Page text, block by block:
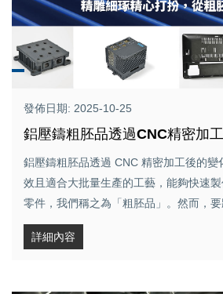
發佈日期: 2025-10-25
鋁壓鑄粗胚品透過CNC精密加
鋁壓鑄粗胚品透過 CNC 精密加工後的變
效且適合大批量生產的工藝，能夠快速
零件，我們稱之為「粗胚品」。然而，要
詳細內容